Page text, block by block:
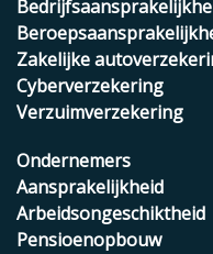
Zakelijke
Cyberverzekering
Verzuimverzekering
Ondernemers
Aansprakelijkheid
Arbeidsongeschiktheid
Pensioenopbouw